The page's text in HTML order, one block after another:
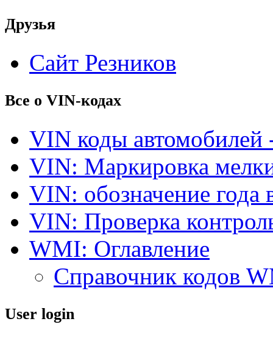
Друзья
Сайт Резников
Все о VIN-кодах
VIN коды автомобилей
VIN: Маркировка
VIN: обозначение года
VIN: Проверка
WMI: Оглавление
Справочник кодов
User login